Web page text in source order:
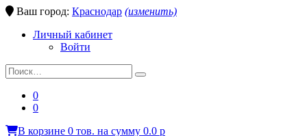
Ваш город: Краснодар (изменить)
Личный кабинет
Войти
0
0
В корзине 0 тов. на сумму 0.0 p